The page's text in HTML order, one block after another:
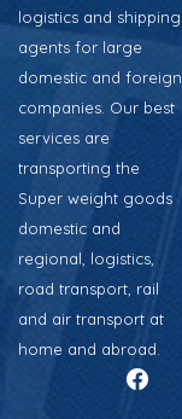
logistics and shipping
agents for large
domestic and foreign
companies. Our best
services are
transporting the
Super weight goods
domestic and
regional, logistics,
road transport, rail
and air transport at
home and abroad.